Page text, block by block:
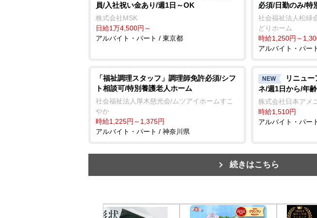
員/入社祝い金あり/週1日～OK
株式会社MSK
日給1万4,500円～
アルバイト・パート / 東京都
必須/日勤のみ/特
社会福祉法人松緑
どりホーム
時給1,250円～
アルバイト・パー
「福祉調理スタッフ」調理師免許必須/シフ
ト相談可/特別養護老人ホーム
社会福祉法人厚木慈光会/ムツアイホームすこ
か
時給1,225円～1,375円
アルバイト・パート / 神奈川県
NEW
リニュ
ネ/週1日から/年
株式会社日本アメ
時給1,510円
アルバイト・パー
続きはこちら